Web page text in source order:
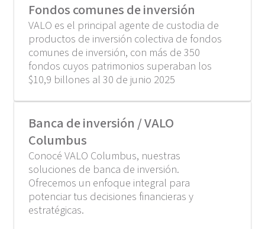
Fondos comunes de inversión
VALO es el principal agente de custodia de
productos de inversión colectiva de fondos
comunes de inversión, con más de 350
fondos cuyos patrimonios superaban los
$10,9 billones al 30 de junio 2025
Banca de inversión / VALO
Columbus
Conocé VALO Columbus, nuestras
soluciones de banca de inversión.
Ofrecemos un enfoque integral para
potenciar tus decisiones financieras y
estratégicas.